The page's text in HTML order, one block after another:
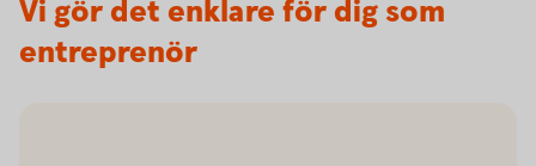
Vi gör det enklare för dig som
entreprenör